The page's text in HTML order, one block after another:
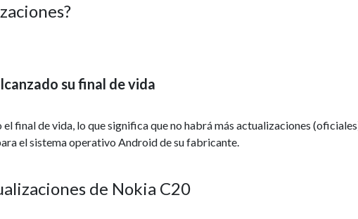
su final de vida
final de vida, lo que significa que no habrá más actualizaciones
el sistema operativo Android de su fabricante.
de Nokia C20